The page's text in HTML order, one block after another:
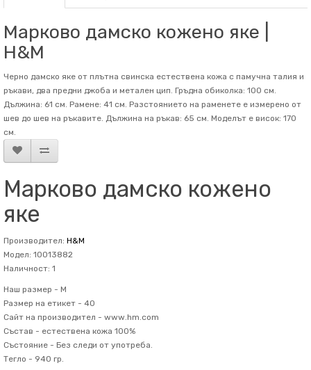
Марково дамско кожено яке |
H&M
Черно дамско яке от плътна свинска естествена кожа с памучна талия и
ръкави, два предни джоба и метален цип. Гръдна обиколка: 100 см.
Дължина: 61 см. Рамене: 41 см. Разстоянието на раменете е измерено от
шев до шев на ръкавите. Дължина на ръкав: 65 см. Mоделът е висок: 170
см.
Марково дамско кожено
яке
Производител: H&M
Модел: 10013882
Наличност: 1
Наш размер - M
Размер на етикет - 40
Сайт на производител - www.hm.com
Състав - естествена кожа 100%
Състояние - Без следи от употреба.
Тегло - 940 гр.